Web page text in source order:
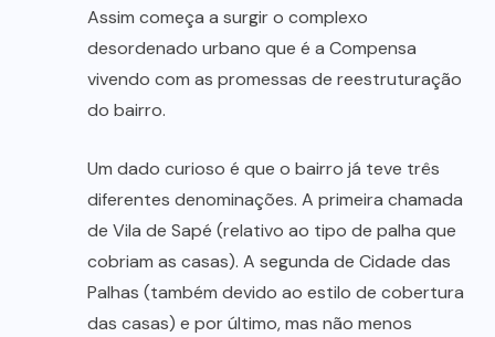
Assim começa a surgir o complexo
desordenado urbano que é a Compensa
vivendo com as promessas de reestruturação
do bairro.
Um dado curioso é que o bairro já teve três
diferentes denominações. A primeira chamada
de Vila de Sapé (relativo ao tipo de palha que
cobriam as casas). A segunda de Cidade das
Palhas (também devido ao estilo de cobertura
das casas) e por último, mas não menos